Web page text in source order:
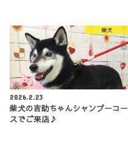
柴犬
2026.2.23
柴犬の吉助ちゃんシャンプーコー
スでご来店♪